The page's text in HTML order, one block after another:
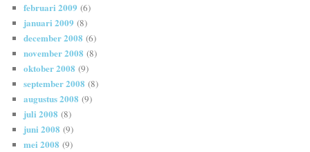
februari 2009 (6)
januari 2009 (8)
december 2008 (6)
november 2008 (8)
oktober 2008 (9)
september 2008 (8)
augustus 2008 (9)
juli 2008 (8)
juni 2008 (9)
mei 2008 (9)